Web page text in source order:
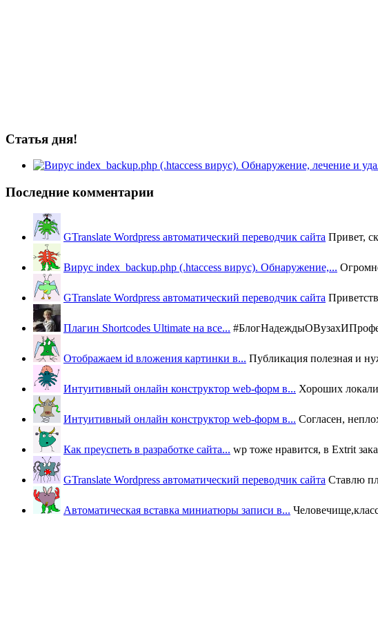
Статья дня!
Последние комментарии
GTranslate Wordpress автоматический переводчик сайта Привет,
Вирус index_backup.php (.htaccess вируc). Обнаружение,...
GTranslate Wordpress автоматический переводчик сайта
Плагин Shortcodes Ultimate на все...
Отображаем id вложения картинки в... Публикация полезная и
Интуитивный онлайн конструктор web-форм в... Хороших
Интуитивный онлайн конструктор web-форм в... Согласен,
Как преуспеть в разработке сайта... wp тоже нравится, в Extrit
GTranslate Wordpress автоматический переводчик сайта Ставлю
Автоматическая вставка миниатюры записи в...